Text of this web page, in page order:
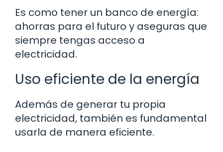
Es como tener un banco de energía:
ahorras para el futuro y aseguras que
siempre tengas acceso a
electricidad.
Uso eficiente de la energía
Además de generar tu propia
electricidad, también es fundamental
usarla de manera eficiente.